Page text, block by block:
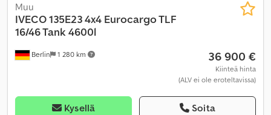
Berlin 1 280 km
Muu
IVECO135E23 4x4 Eurocargo TLF
16/46 Tank 4600l
36 900 €
Kiinteä hinta
(ALV ei ole eroteltavissa)
Kysellä Soita